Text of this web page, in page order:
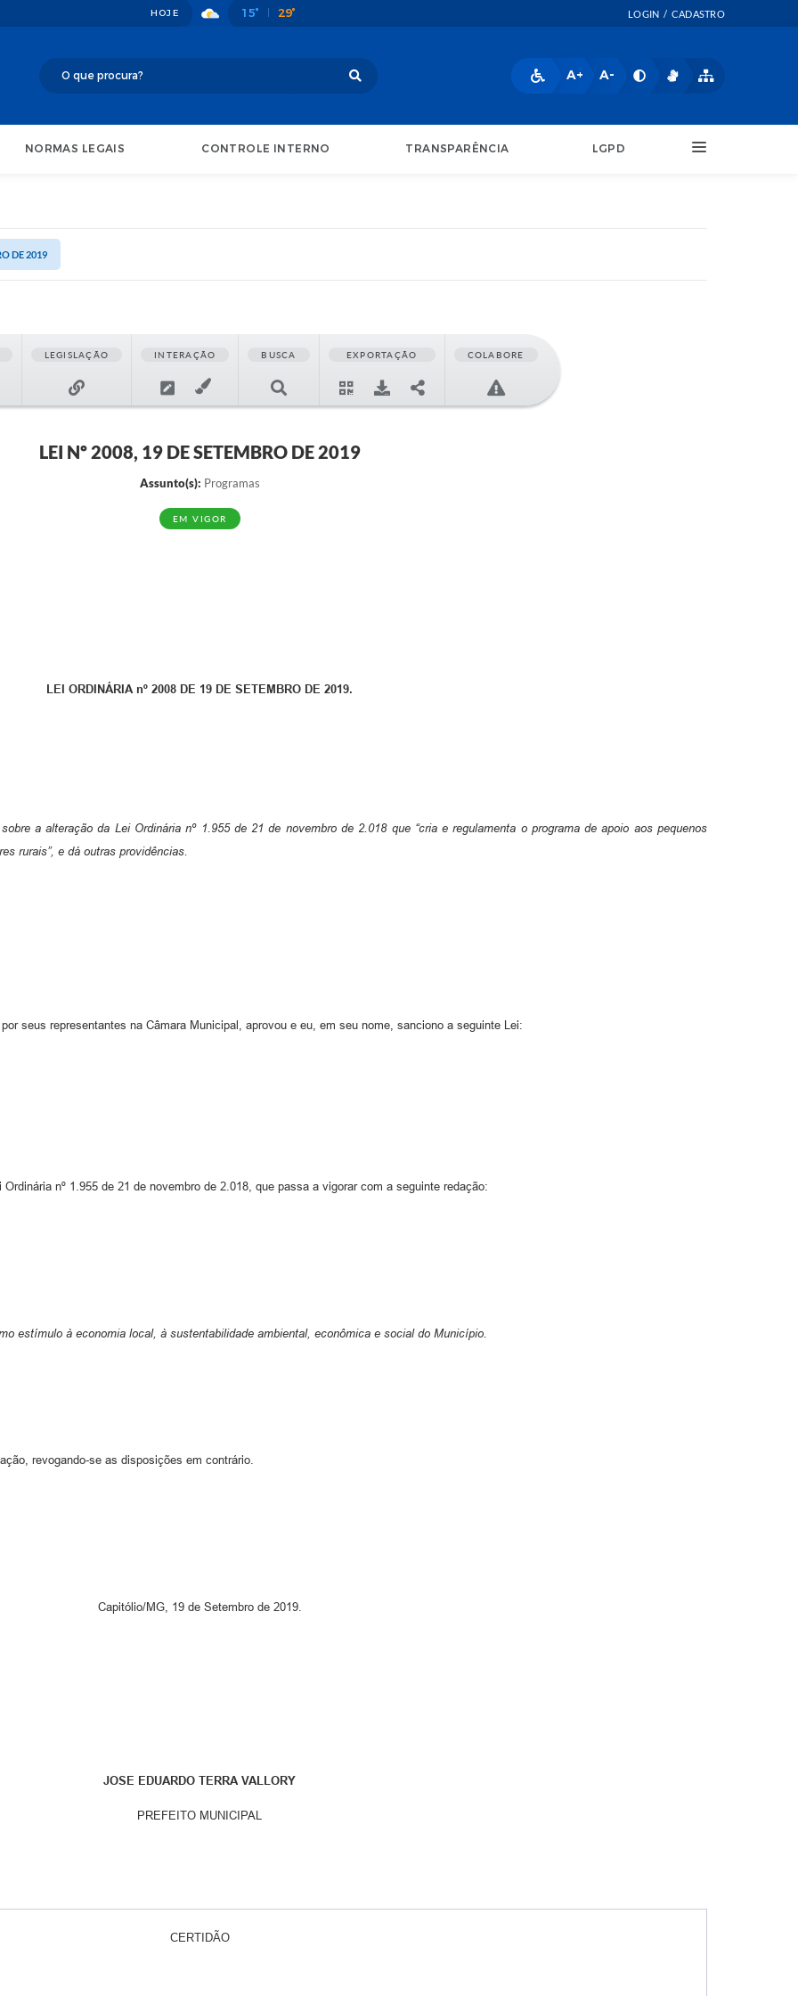
LOGIN / CADASTRO
A+ A-
HOJE 15° 29°
NORMAS LEGAIS CONTROLE INTERNO TRANSPARÊNCIA LGPD
DE 2019
LEGISLAÇÃO INTERAÇÃO BUSCA EXPORTAÇÃO COLABORE
LEI Nº 2008, 19 DE SETEMBRO DE 2019
Assunto(s): Programas
EM VIGOR
LEI ORDINÁRIA nº 2008 DE 19 DE SETEMBRO DE 2019.
a alteração da Lei Ordinária nº 1.955 de 21 de novembro de 2.018 que “cria e regulamenta o programa de apoio aos pequenos
rurais”, e dá outras providências.
seus representantes na Câmara Municipal, aprovou e eu, em seu nome, sanciono a seguinte Lei:
Ordinária nº 1.955 de 21 de novembro de 2.018, que passa a vigorar com a seguinte redação:
estímulo à economia local, à sustentabilidade ambiental, econômica e social do Município.
revogando-se as disposições em contrário.
Capitólio/MG, 19 de Setembro de 2019.
JOSE EDUARDO TERRA VALLORY
PREFEITO MUNICIPAL
CERTIDÃO